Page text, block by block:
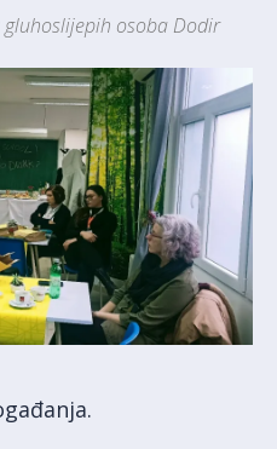
gluhoslijepih osoba Dodir